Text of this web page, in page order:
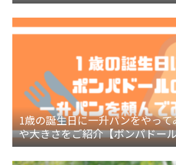
1歳の誕生日に一升パンをやっ
や大きさをご紹介【ポンパドー